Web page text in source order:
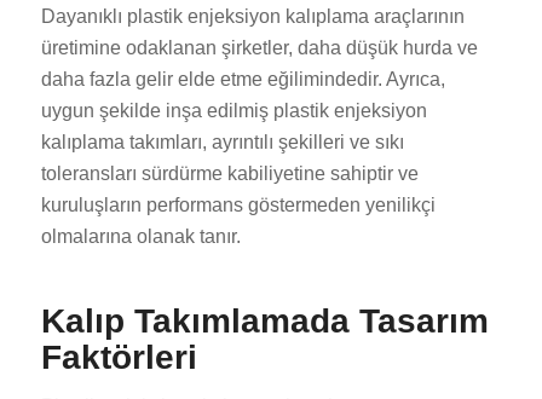
Dayanıklı plastik enjeksiyon kalıplama araçlarının
üretimine odaklanan şirketler, daha düşük hurda ve
daha fazla gelir elde etme eğilimindedir. Ayrıca,
uygun şekilde inşa edilmiş plastik enjeksiyon
kalıplama takımları, ayrıntılı şekilleri ve sıkı
toleransları sürdürme kabiliyetine sahiptir ve
kuruluşların performans göstermeden yenilikçi
olmalarına olanak tanır.
Kalıp Takımlamada Tasarım
Faktörleri